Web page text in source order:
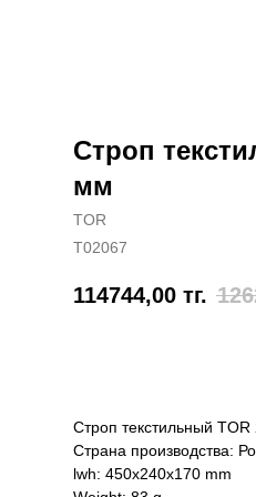
Строп
мм
TOR
T02067
114744,00 тг.
Строп текстильный
Страна производства:
lwh: 450x240x170 mm